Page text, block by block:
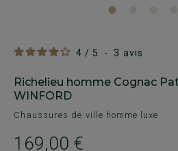
4 / 5 - 3 avis
Richelieu homme Cognac
WINFORD
Chaussures de ville homme luxe
169,00 €